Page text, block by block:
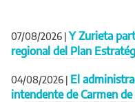
07/08/2026 | Y Zurieta
regional del Plan
04/08/2026 | El
intendente de Carmen